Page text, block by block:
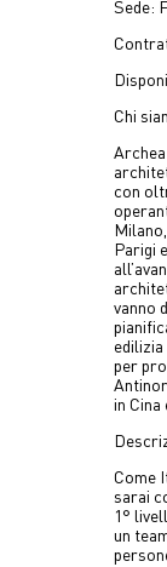
Sede:
Chi
con
Parigi
vanno
edilizia
per
in
Come
sarai
1°
un